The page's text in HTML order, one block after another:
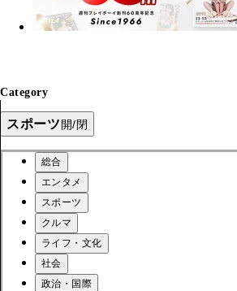
Category
スポーツ開/閉
総合
エンタメ
スポーツ
クルマ
ライフ・文化
社会
政治・国際